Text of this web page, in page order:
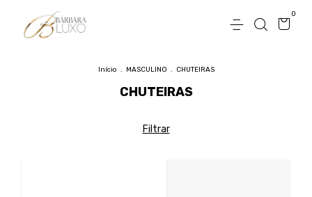
0
Início . MASCULINO . CHUTEIRAS
CHUTEIRAS
Filtrar